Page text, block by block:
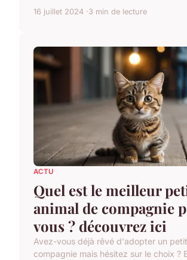
16 juillet 2024 3 min de lecture
ACTU
Quel est le meilleur
animal de compagnie
vous ? découvrez ici
Avez-vous déjà rêvé d'adopter un
compagnie mais hésitez sur le choix ?